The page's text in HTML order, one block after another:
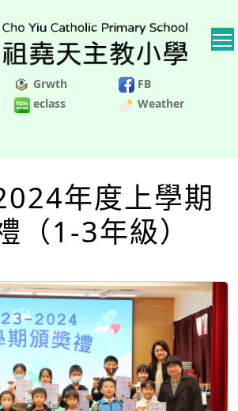
Grwth
FB
eclass Weather
年度上學期
（1-3年級）